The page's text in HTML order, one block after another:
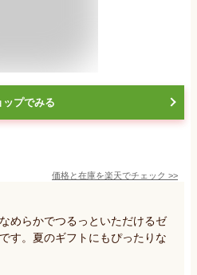
ップでみる
価格と在庫を楽天でチェック >>
めらかでつるっといただけるゼ
す。夏のギフトにもぴったりな